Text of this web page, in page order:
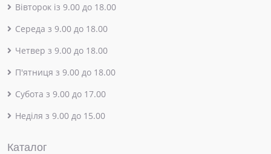
Вівторок із 9.00 до 18.00
Середа з 9.00 до 18.00
Четвер з 9.00 до 18.00
П'ятниця з 9.00 до 18.00
Субота з 9.00 до 17.00
Неділя з 9.00 до 15.00
Каталог